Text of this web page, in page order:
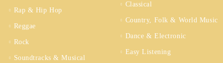
Rap & Hip Hop
Reggae
Rock
Soundtracks & Musical
Classical
Country, Folk & World Music
Dance & Electronic
Easy Listening